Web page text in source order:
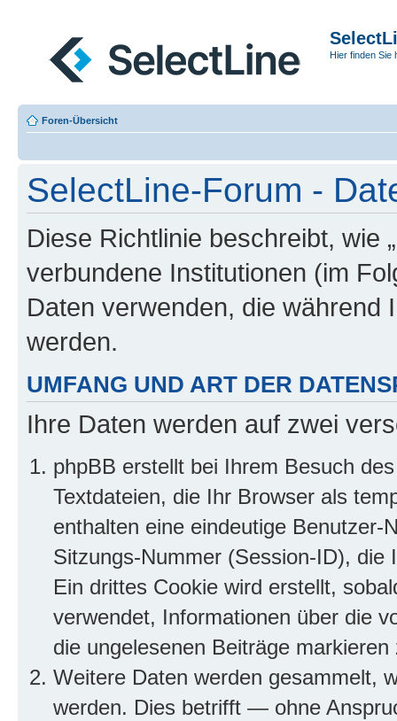
Hier finden Sie
Foren-Übersicht
SelectLine-Forum -
Diese Richtlinie beschreibt, wie
verbundene Institutionen (im
Daten verwenden, die während
werden.
UMFANG UND ART DER
Ihre Daten werden auf zwei
phpBB erstellt bei Ihrem Besuch
Textdateien, die Ihr Browser als
enthalten eine eindeutige
Sitzungs-Nummer (Session-ID), die
Ein drittes Cookie wird erstellt,
verwendet, Informationen über die
die ungelesenen Beiträge markieren
Weitere Daten werden gesammelt,
werden. Dies betrifft — ohne